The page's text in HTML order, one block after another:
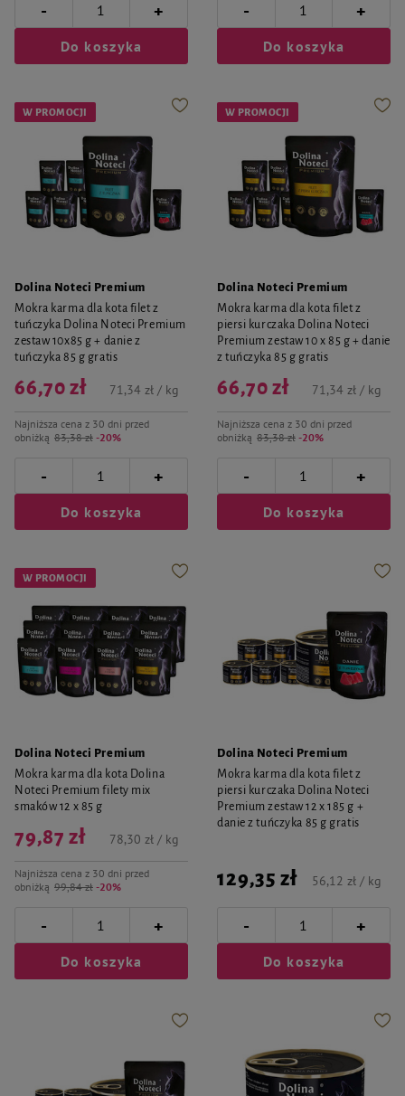
- +
Do koszyka
- +
Do koszyka
W PROMOCJI
Dolina Noteci Premium
Mokra karma dla kota filet z
tuńczyka Dolina Noteci Premium
zestaw 10x85 g + danie z
tuńczyka 85 g gratis
Najniższa cena z 30 dni przed
obniżką 83,38 zł -20%
66,70 zł 71,34 zł / kg
- +
Do koszyka
W PROMOCJI
Dolina Noteci Premium
Mokra karma dla kota filet z
piersi kurczaka Dolina Noteci
Premium zestaw 10 x 85 g + danie
z tuńczyka 85 g gratis
Najniższa cena z 30 dni przed
obniżką 83,38 zł -20%
66,70 zł 71,34 zł / kg
- +
Do koszyka
W PROMOCJI
Dolina Noteci Premium
Mokra karma dla kota Dolina
Noteci Premium filety mix
smaków 12 x 85 g
Najniższa cena z 30 dni przed
obniżką 99,84 zł -20%
79,87 zł 78,30 zł / kg
- +
Do koszyka
Dolina Noteci Premium
Mokra karma dla kota filet z
piersi kurczaka Dolina Noteci
Premium zestaw 12 x 185 g +
danie z tuńczyka 85 g gratis
129,35 zł 56,12 zł / kg
- +
Do koszyka